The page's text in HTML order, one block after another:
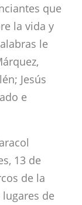
que
la vida y
le
Jesús
e
13 de
de la
de